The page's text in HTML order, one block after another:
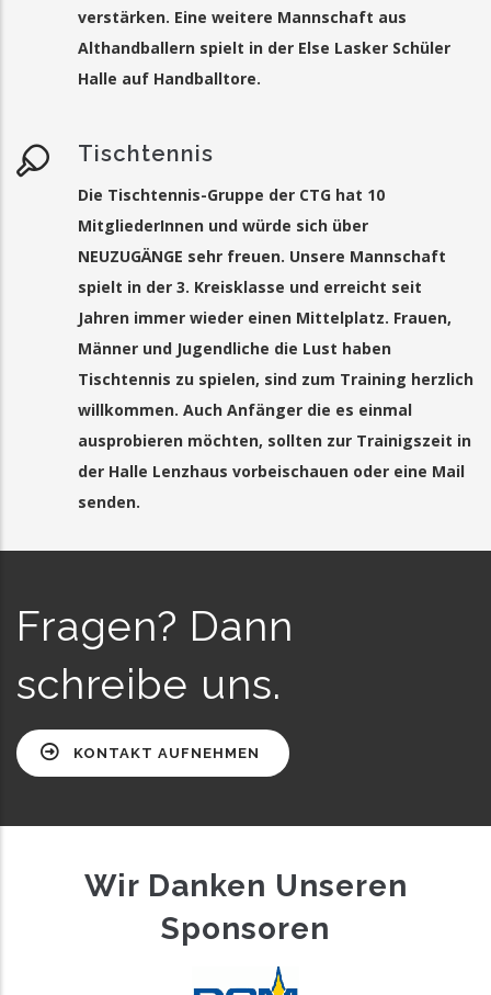
verstärken. Eine weitere Mannschaft aus
Althandballern spielt in der Else Lasker Schüler
Halle auf Handballtore.
Tischtennis
Die Tischtennis-Gruppe der CTG hat 10
MitgliederInnen und würde sich über
NEUZUGÄNGE sehr freuen. Unsere Mannschaft
spielt in der 3. Kreisklasse und erreicht seit
Jahren immer wieder einen Mittelplatz. Frauen,
Männer und Jugendliche die Lust haben
Tischtennis zu spielen, sind zum Training herzlich
willkommen. Auch Anfänger die es einmal
ausprobieren möchten, sollten zur Trainigszeit in
der Halle Lenzhaus vorbeischauen oder eine Mail
senden.
Fragen? Dann
schreibe uns.
KONTAKT AUFNEHMEN
Wir Danken Unseren
Sponsoren